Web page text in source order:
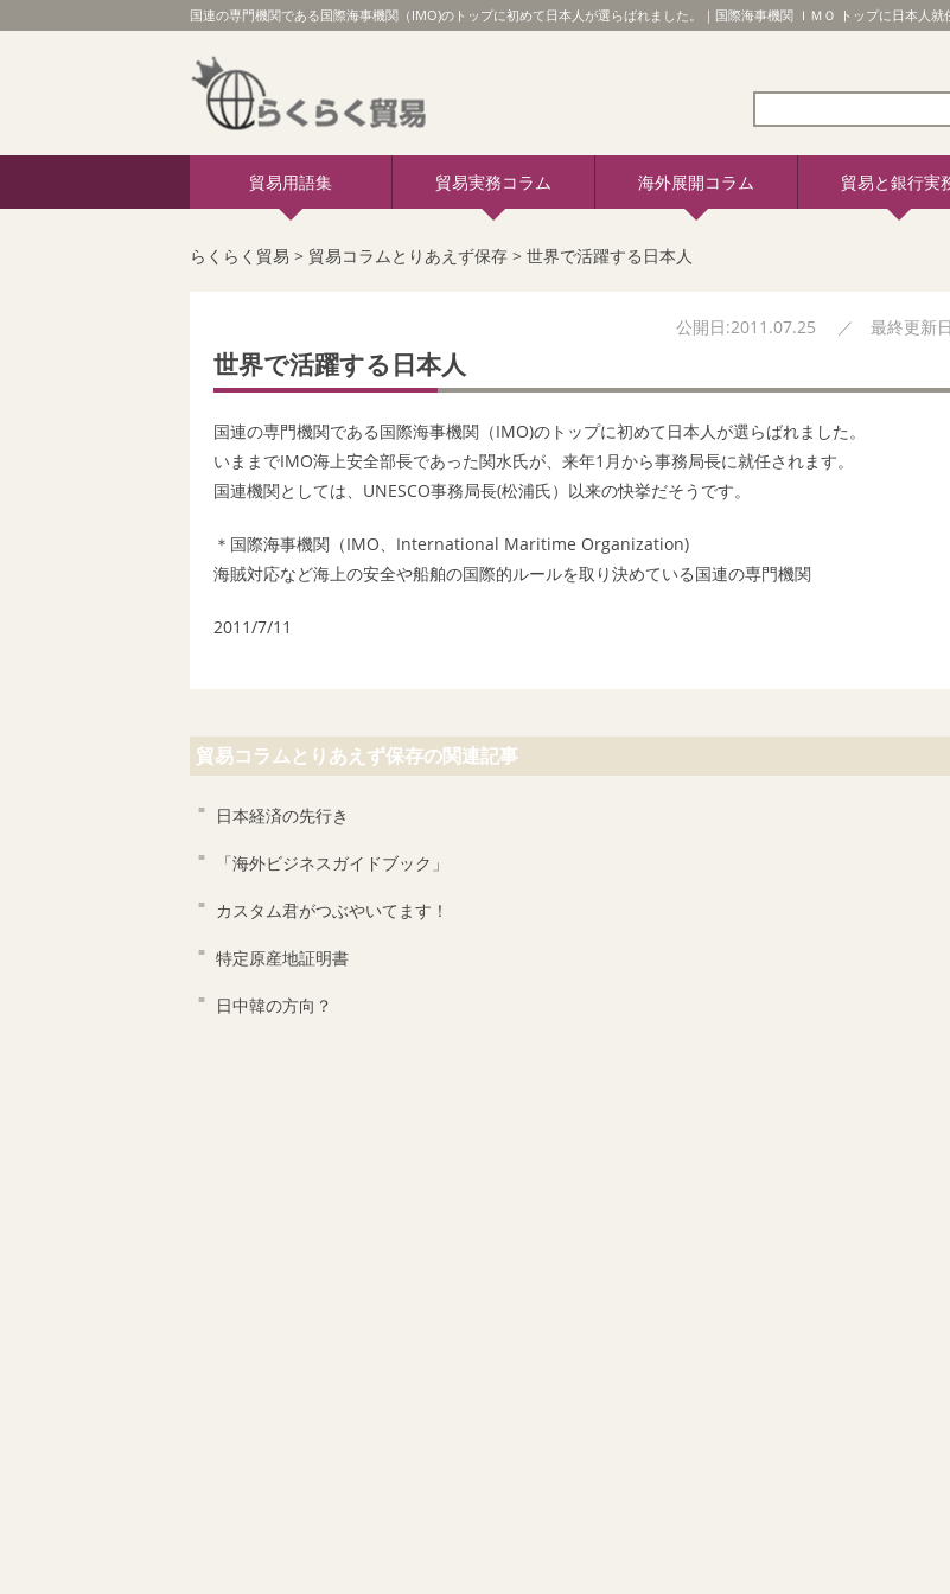
国連の専門機関である国際海事機関（IMO)のトップに初めて日本人が選らばれました。｜国際海事機関 ＩＭＯ トップに日本人就
貿易用語集 貿易実務コラム 海外展開コラム 貿易と銀行実
らくらく貿易 > 貿易コラムとりあえず保存> 世界で活躍する日本人
公開日:2011.07.25 ／ 最終更新
世界で活躍する日本人
国連の専門機関である国際海事機関（IMO)のトップに初めて日本人が選らばれました。
いままでIMO海上安全部長であった関水氏が、来年1月から事務局長に就任されます。
国連機関としては、UNESCO事務局長(松浦氏）以来の快挙だそうです。
＊ 国際海事機関（IMO、International Maritime Organization)
海賊対応など海上の安全や船舶の国際的ルールを取り決めている国連の専門機関
2011/7/11
貿易コラムとりあえず保存の関連記事
日本経済の先行き
「海外ビジネスガイドブック」
カスタム君がつぶやいてます！
特定原産地証明書
日中韓の方向？